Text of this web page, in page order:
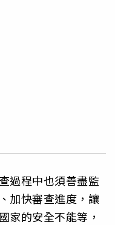
過程中也須善盡監
加快審查進度，讓
家的安全不能等，